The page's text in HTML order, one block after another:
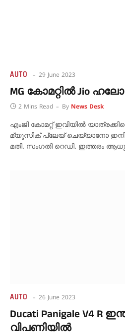
AUTO 29 June 2023
MG കോമറ്റിൽ Jio
2 Mins Read By News Desk
എംജി കോമറ്റ് ഇവിയില്‍
മ്യൂസിക് പ്ലേയ് ചെയ്യാനോ
മതി. സംഗതി റെഡി. ഇത്തരം
AUTO 26 June 2023
Ducati Panigale V4 R
വിപണിയിൽ